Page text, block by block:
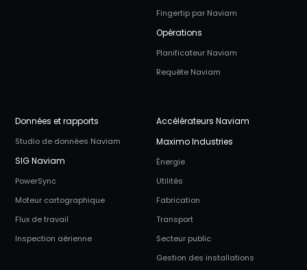
Fingertip par Naviam
Opérations
Planificateur Naviam
Requête Naviam
Données et rapports
Studio de données Naviam
SIG Naviam
PowerSync
Moteur cartographique
Flux de travail
Inspection aérienne
Accélérateurs Naviam
Maximo Industries
Énergie
Utilités
Fabrication
Transport
Secteur public
Gestion des installations